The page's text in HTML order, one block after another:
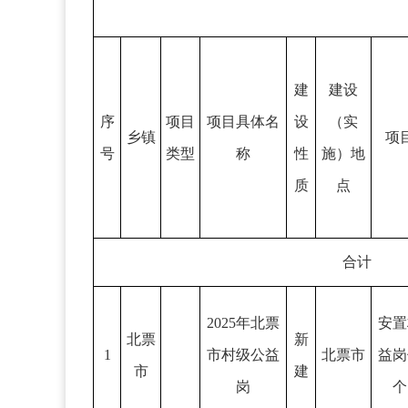
序
号
乡镇
项目
类型
项目具体名
称
建
设
性
质
建设
（实
施）地
点
项
合计
1
北票
市
2025年北票
市村级公益
岗
新
建
北票市
安
益